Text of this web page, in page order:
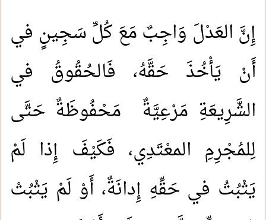
إِنَّ العَدْلَ وَاجِبٌ مَعَ كُلِّ سَجِينٍ في
أَنْ يَأْخُذَ حَقَّهُ، فَالحُقُوقُ في
الشَّرِيعَةِ مَرْعِيَّةٌ مَحْفُوظَةٌ حَتَّى
لِلمُجْرِمِ المعْتَدِي، فَكَيْفَ إِذا لَمْ
يَثْبُتُ في حَقِّهِ إِدانَةٌ، أَوْ لَمْ يَثْبُتْ